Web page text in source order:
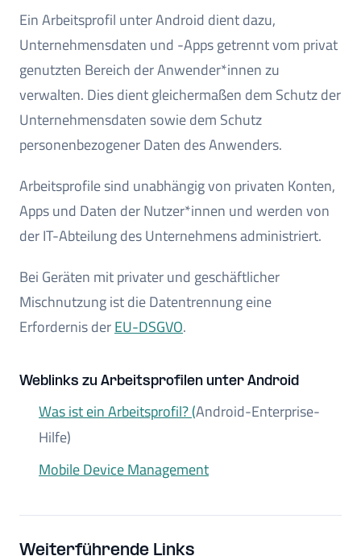
Ein Arbeitsprofil unter Android dient dazu,
Unternehmensdaten und -Apps getrennt vom privat
genutzten Bereich der Anwender*innen zu
verwalten. Dies dient gleichermaßen dem Schutz der
Unternehmensdaten sowie dem Schutz
personenbezogener Daten des Anwenders.
Arbeitsprofile sind unabhängig von privaten Konten,
Apps und Daten der Nutzer*innen und werden von
der IT-Abteilung des Unternehmens administriert.
Bei Geräten mit privater und geschäftlicher
Mischnutzung ist die Datentrennung eine
Erfordernis derEU-DSGVO.
Weblinks zu Arbeitsprofilen unter Android
Was ist ein Arbeitsprofil? (Android-Enterprise-
Hilfe)
Mobile Device Management
Weiterführende Links